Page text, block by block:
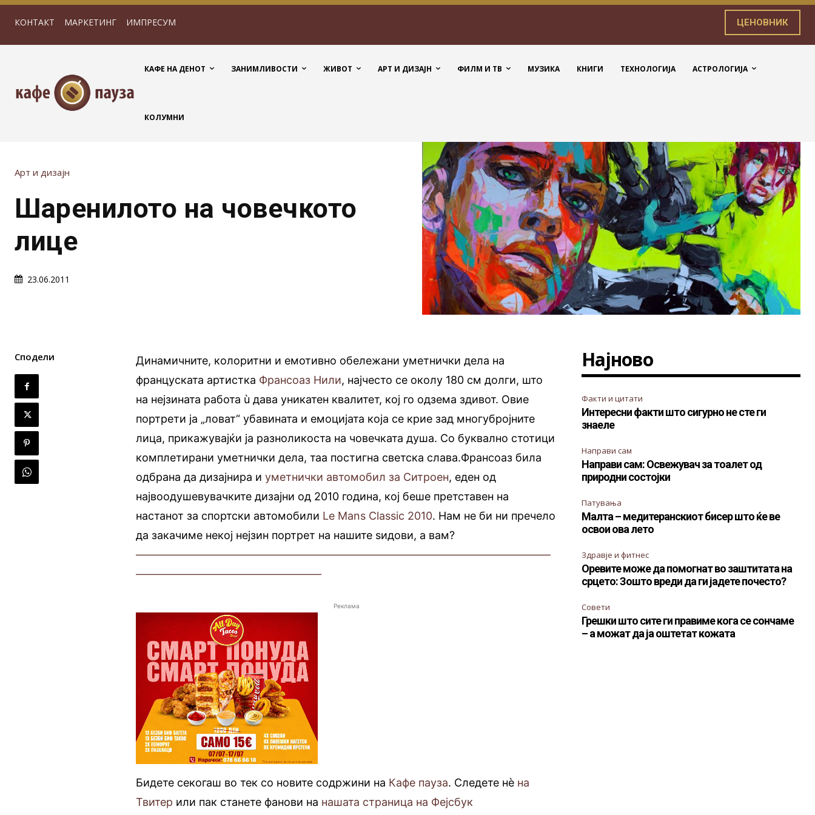
КОНТАКТ МАРКЕТИНГ ИМПРЕСУМ ЦЕНОВНИК
КАФЕ НА ДЕНОТ ЗАНИМЛИВОСТИ ЖИВОТ АРТ И ДИЗАЈН ФИЛМ И ТВ МУЗИКА КНИГИ ТЕХНОЛОГИЈА АСТРОЛОГИЈА
КОЛУМНИ
Арт и дизајн
Шаренилото на човечкото
лице
23.06.2011
Сподели
Динамичните, колоритни и емотивно обележани уметнички дела на
француската артистка Франсоаз Нили, најчесто се околу 180 см долги, што
на нејзината работа ù дава уникатен квалитет, кој го одзема здивот. Овие
портрети ја „ловат“ убавината и емоцијата која се крие зад многубројните
лица, прикажувајќи ја разноликоста на човечката душа. Со буквално стотици
комплетирани уметнички дела, таа постигна светска слава.Франсоаз била
одбрана да дизајнира иуметнички автомобил за Ситроен, еден од
највоодушевувачките дизајни од 2010 година, кој беше претставен на
настанот за спортски автомобили Le Mans Classic 2010. Нам не би ни пречело
да закачиме некој нејзин портрет на нашите ѕидови, а вам?
——————————————————————————————————————
—————————————————
Реклама
Бидете секогаш во тек со новите содржини на Кафе пауза. Следете нè на
Твитер или пак станете фанови на нашата страница на Фејсбук
Најново
Факти и цитати
Интересни факти што сигурно не сте ги
знаеле
Направи сам
Направи сам: Освежувач за тоалет од
природни состојки
Патувања
Малта – медитеранскиот бисер што ќе ве
освои ова лето
Здравје и фитнес
Оревите може да помогнат во заштитата на
срцето: Зошто вреди да ги јадете почесто?
Совети
Грешки што сите ги правиме кога се сончаме
– а можат да ја оштетат кожата